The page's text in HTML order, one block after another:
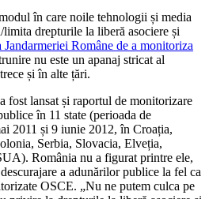
în care noile tehnologii și media
drepturile la liberă asociere și
Jandarmeriei Române de a monitoriza
nu este un apanaj stricat al
și în alte țări.
fost lansat și raportul de monitorizare
în 11 state (perioada de
2011 și 9 iunie 2012, în Croația,
Serbia, Slovacia, Elveția,
România nu a figurat printre ele,
a adunărilor publice la fel ca
OSCE. „Nu ne putem culca pe